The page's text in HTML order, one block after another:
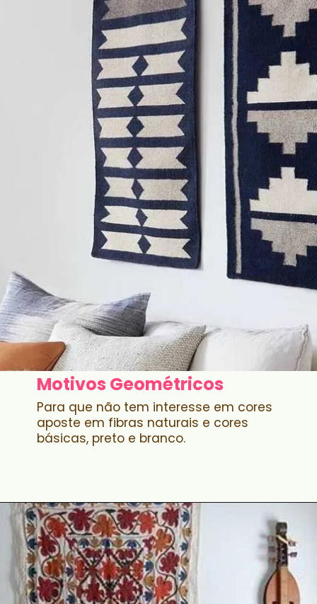
Motivos Geométricos
Para que não tem interesse em cores
aposte em fibras naturais e cores
básicas, preto e branco.